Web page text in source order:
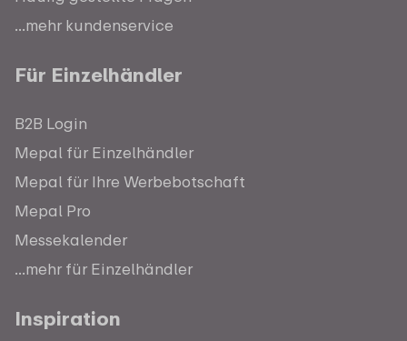
...mehr kundenservice
Für Einzelhändler
B2B Login
Mepal für Einzelhändler
Mepal für Ihre Werbebotschaft
Mepal Pro
Messekalender
...mehr für Einzelhändler
Inspiration